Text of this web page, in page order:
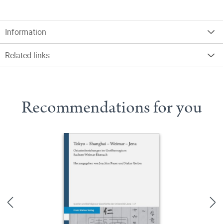
Information
Related links
Recommendations for you